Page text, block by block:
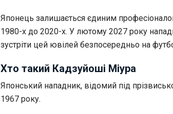
Японець залишається єдиним
1980-х до 2020-х. У лютому 2027 року
зустріти цей ювілей безпосередньо на
Хто такий Кадзуйоші Міура
Японський нападник, відомий під
1967 року.